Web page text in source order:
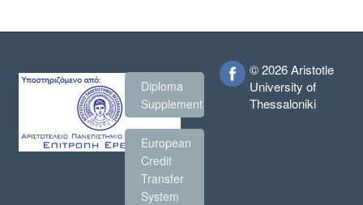
Diploma
Supplement
European
Credit
Transfer
System
© 2026 Aristotle
University of
Thessaloniki